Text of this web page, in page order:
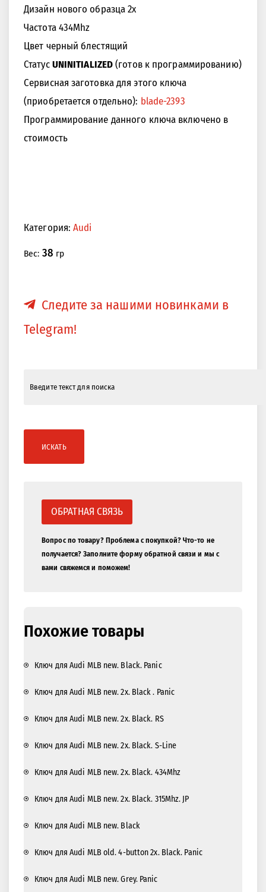
Дизайн нового образца 2x
Частота 434Mhz
Цвет черный блестящий
Статус UNINITIALIZED (готов к программированию)
Сервисная заготовка для этого ключа
(приобретается отдельно): blade-2393
Программирование данного ключа включено в
стоимость
Категория: Audi
Вес: 38 гр
Следите за нашими новинками в
Telegram!
ИСКАТЬ
ОБРАТНАЯ СВЯЗЬ
Вопрос по товару? Проблема с покупкой? Что-то не
получается? Заполните форму обратной связи и мы с
вами свяжемся и поможем!
Похожие товары
Ключ для Audi MLB new. Black. Panic
Ключ для Audi MLB new. 2x. Black . Panic
Ключ для Audi MLB new. 2x. Black. RS
Ключ для Audi MLB new. 2x. Black. S-Line
Ключ для Audi MLB new. 2x. Black. 434Mhz
Ключ для Audi MLB new. 2x. Black. 315Mhz. JP
Ключ для Audi MLB new. Black
Ключ для Audi MLB old. 4-button 2x. Black. Panic
Ключ для Audi MLB new. Grey. Panic